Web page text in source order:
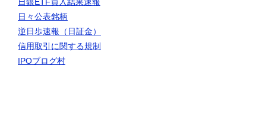
日々公表銘柄
逆日歩速報（日証金）
信用取引に関する規制
IPOブログ村